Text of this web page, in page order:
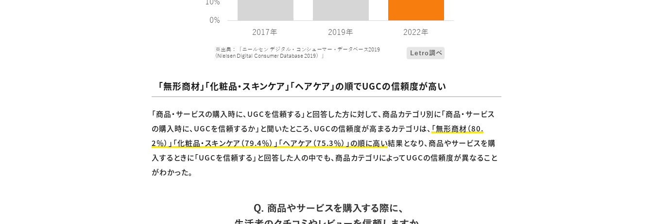
「無形商材」「化粧品・スキンケア」「ヘアケア」の順でUGCの信頼度が高い
「商品・サービスの購入時に、UGCを信頼する」と回答した方に対して、商品カテゴリ別に「商品・サービス
の購入時に、UGCを信頼するか」と聞いたところ、UGCの信頼度が高まるカテゴリは、 「無形商材（80.
2％）」「化粧品・スキンケア（79.4％）」「ヘアケア（75.3％）」の順に高い結果となり、商品やサービスを購
入するときに「UGCを信頼する」と回答した人の中でも、商品カテゴリによってUGCの信頼度が異なること
がわかった。